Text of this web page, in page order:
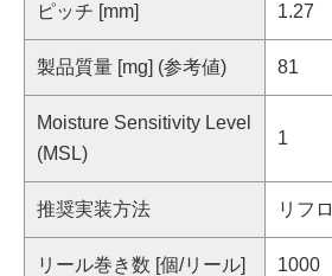
ピッチ [mm] 1.27
製品質量 [mg] (参考値) 81
Moisture Sensitivity Level
(MSL)
1
推奨実装方法 リフ
リール巻き数 [個/リール] 1000